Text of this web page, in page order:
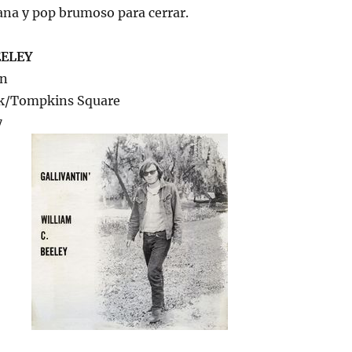
y pop brumoso para cerrar.
Tompkins Square